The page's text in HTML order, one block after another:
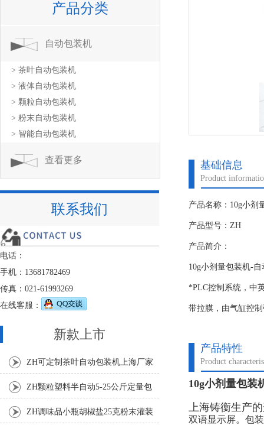
基础信息
Product
产品名称：10g小剂
产品型号：ZH
产品简介：
10g小剂量包装机-
*PLC控制系统，中
带拉膜，由气缸控
产品特性
Product
10g小剂量包装
上海铸衡生产
双语显示屏。包
产品分类
自动包装机
> 茶叶自动包装机
> 液体自动包装机
> 颗粒自动包装机
> 粉末自动包装机
> 智能自动包装机
查看更多
联系我们
电话：
手机：13681782469
传真：021-61993269
在线客服：
新款上市
ZH可定制茶叶自动包装机上海厂家
ZH颗粒塑料半自动5-25公斤定量包
装机 ZH调味品小瓶胡椒盐25克粉末灌装